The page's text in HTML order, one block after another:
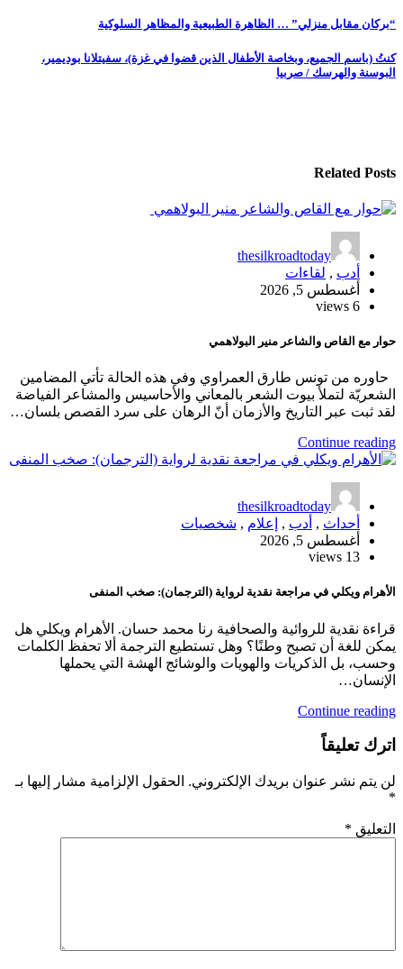
تصفّح
المقالات
“بركان مقابل منزلي” … الظاهرة الطبيعية والمظاهر السلوكية
كنتُ (باسم الجميع، وبخاصة الأطفال الذين قضوا في غزة)، سفيتلانا بوديمير،
البوسنة والهرسك / صربيا
Related Posts
thesilkroadtoday
أدب , لقاءات
أغسطس 5, 2026
6 views
حوار مع القاص والشاعر منير البولاهمي
حاوره من تونس طارق العمراوي وفي هذه الحالة تأتي المضامين
الشعريّة لتملأ بيوت الشعر بالمعاني والأحاسيس والمشاعر الفياضة
لقد ثبت عبر التاريخ والأزمان أنّ الرهان على سرد القصص بلسان…
Continue reading
thesilkroadtoday
أحداث , أدب , إعلام , شخصيات
أغسطس 5, 2026
13 views
الأهرام ويكلي في مراجعة نقدية لرواية (الترجمان): صخب المنفى
قراءة نقدية للروائية والصحافية رنا محمد حسان. الأهرام ويكلي هل
يمكن للغة أن تصبح وطنًا؟ وهل تستطيع الترجمة ألا تحفظ الكلمات
وحسب، بل الذكريات والهويات والوشائج الهشة التي يحملها
الإنسان…
Continue reading
اترك تعليقاً
لن يتم نشر عنوان بريدك الإلكتروني. الحقول الإلزامية مشار إليها بـ
*
التعليق *